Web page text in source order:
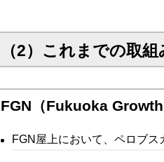
（2）これまでの取組
FGN（Fukuoka
FGN屋上において、ペロブ